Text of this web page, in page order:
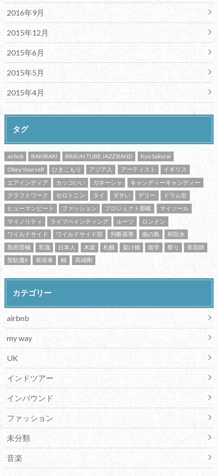
2016年9月
2015年12月
2015年6月
2015年5月
2015年4月
タグ
airbnb BAKIBAKI BRAUN TUBE JAZZ BAND
Kyo Sakurai
Obey Yourself
ひきこもり アジア人 アーティスト
イギリス
エアインディア
カッコいい ガネーシャ
キャンディーキャンディー
クラフトワーク
セロトニン タイ ダサい デリー
ドラム缶
ヒューマンビート
ファッション プロジェクト那岐
マイソール
マイノリティ
ライブペインティング ルーツ
ロンドン
ワイルドサイド
ワイルドサイド部 判断基準 南の島
和田永
島田晋輔
常識 日本人 木坂 札幌 架け橋 留学 祭り
美容師
聖飢魔II
表現者 軸 高城剛
カテゴリー
airbnb
my way
UK
インドツアー
インバウンド
ファッション
未分類
音楽